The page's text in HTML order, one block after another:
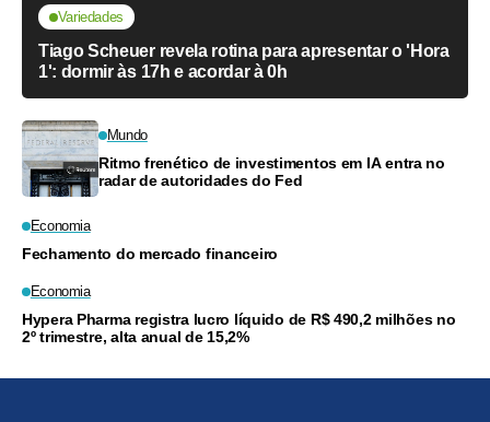
Variedades
Tiago Scheuer revela rotina para apresentar o 'Hora
1': dormir às 17h e acordar à 0h
Mundo
Ritmo frenético de investimentos em IA entra no
radar de autoridades do Fed
Economia
Fechamento do mercado financeiro
Economia
Hypera Pharma registra lucro líquido de R$ 490,2 milhões no
2º trimestre, alta anual de 15,2%